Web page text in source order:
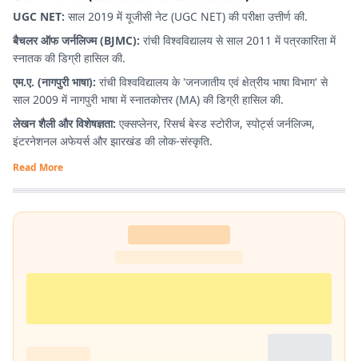
UGC NET: साल 2019 में यूजीसी नेट (UGC NET) की परीक्षा उत्तीर्ण की.
बैचलर ऑफ जर्नलिज्म (BJMC): रांची विश्वविद्यालय से साल 2011 में पत्रकारिता में
स्नातक की डिग्री हासिल की.
एम.ए. (नागपुरी भाषा): रांची विश्वविद्यालय के 'जनजातीय एवं क्षेत्रीय भाषा विभाग' से
साल 2009 में नागपुरी भाषा में स्नातकोत्तर (MA) की डिग्री हासिल की.
लेखन शैली और विशेषज्ञता: एक्सप्लेनर, रिसर्च बेस्ड स्टोरीज, स्पोर्ट्स जर्नलिज्म,
इंटरनेशनल अफेयर्स और झारखंड की लोक-संस्कृति.
Read More